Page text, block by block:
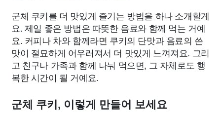
군체 쿠키를 더 맛있게 즐기는 방법을 하나 소개할게
요. 제일 좋은 방법은 따뜻한 음료와 함께 먹는 거예
요. 커피나 차와 함께라면 쿠키의 단맛과 음료의 쓴
맛이 절묘하게 어우러져서 더 맛있게 느껴져요. 그리
고 친구나 가족과 함께 나눠 먹으면, 그 자체로도 행
복한 시간이 될 거예요.
군체 쿠키, 이렇게 만들어 보세요